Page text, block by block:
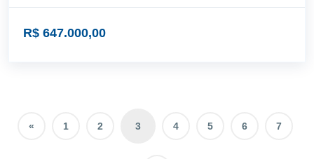
R$ 647.000,00
« 1 2 3 4 5 6 7